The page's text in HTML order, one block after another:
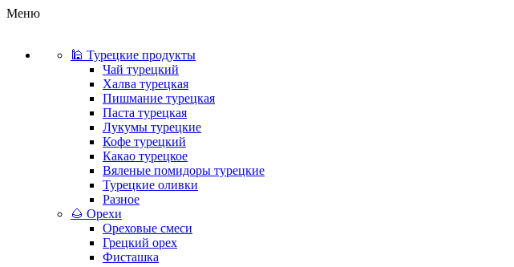
Меню
🕌 Турецкие продукты
Чай турецкий
Халва турецкая
Пишмание турецкая
Паста турецкая
Лукумы турецкие
Кофе турецкий
Какао турецкое
Вяленые помидоры турецкие
Турецкие оливки
Разное
🌰 Орехи
Ореховые смеси
Грецкий орех
Фисташка